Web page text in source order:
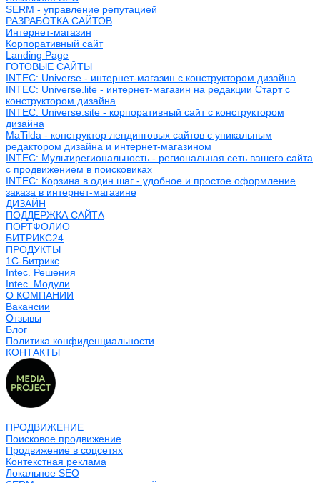
SERM - управление репутацией
РАЗРАБОТКА САЙТОВ
Интернет-магазин
Корпоративный сайт
Landing Page
ГОТОВЫЕ САЙТЫ
INTEC: Universe - интернет-магазин с конструктором дизайна
INTEC: Universe.lite - интернет-магазин на редакции Старт с
конструктором дизайна
INTEC: Universe.site - корпоративный сайт с конструктором
дизайна
MaTilda - конструктор лендинговых сайтов с уникальным
редактором дизайна и интернет-магазином
INTEC: Мультирегиональность - региональная сеть вашего сайта
с продвижением в поисковиках
INTEC: Корзина в один шаг - удобное и простое оформление
заказа в интернет-магазине
ДИЗАЙН
ПОДДЕРЖКА САЙТА
ПОРТФОЛИО
БИТРИКС24
ПРОДУКТЫ
1С-Битрикс
Intec. Решения
Intec. Модули
О КОМПАНИИ
Вакансии
Отзывы
Блог
Политика конфиденциальности
КОНТАКТЫ
ПРОДВИЖЕНИЕ
Поисковое продвижение
Продвижение в соцсетях
Контекстная реклама
Локальное SEO